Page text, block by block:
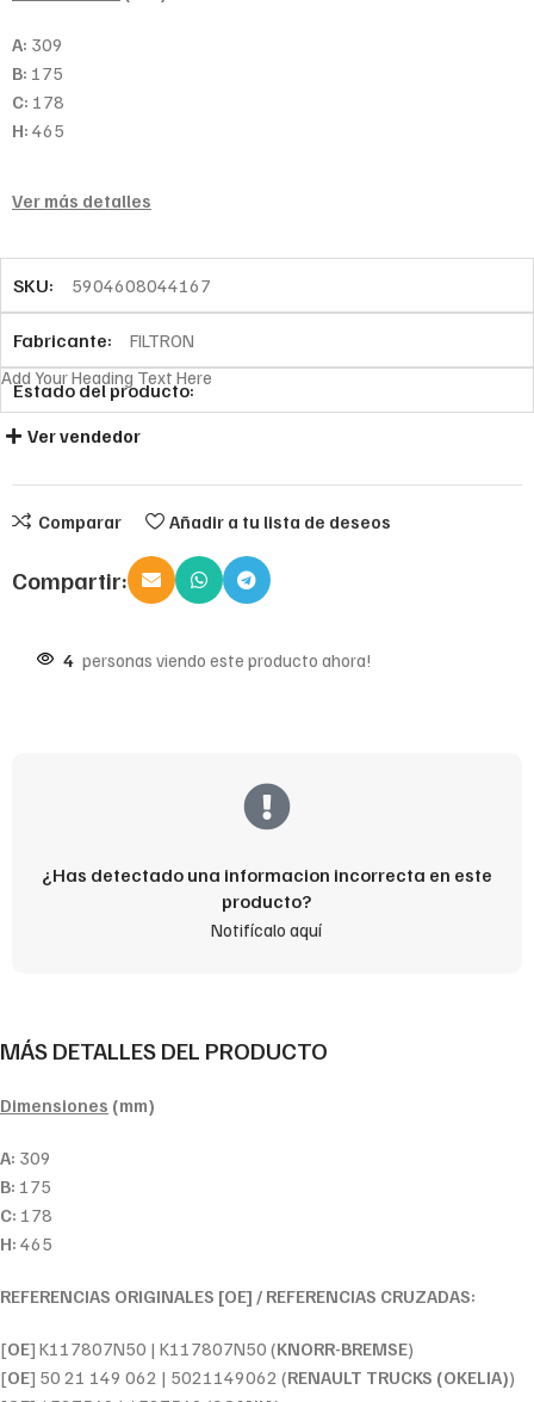
A: 309
B: 175
C: 178
H: 465
Ver más detalles
SKU: 5904608044167
Fabricante: FILTRON
Estado del producto:
Add Your Heading Text Here
Ver vendedor
Comparar Añadir a tu lista de deseos
Compartir:
4 personas viendo este producto ahora!
¿Has detectado una informacion incorrecta en este
producto?
Notifícalo aquí
MÁS DETALLES DEL PRODUCTO
Dimensiones (mm)
A: 309
B: 175
C: 178
H: 465
REFERENCIAS ORIGINALES [OE] / REFERENCIAS CRUZADAS:
[OE] K117807N50 | K117807N50 (KNORR-BREMSE)
[OE] 50 21 149 062 | 5021149062 (RENAULT TRUCKS (OKELIA))